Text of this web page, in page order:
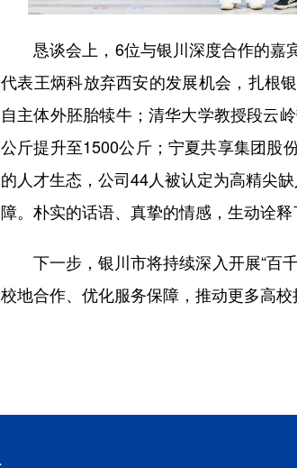
恳谈会上，6位与银川深度合作的嘉
代表王炳科放弃西安的发展机会，扎根
自主体外胚胎犊牛；清华大学教授段云
公斤提升至1500公斤；宁夏共享集团股
的人才生态，公司44人被认定为高精尖
障。朴实的话语、真挚的情感，生动诠
下一步，银川市将持续深入开展“百千
校地合作、优化服务保障，推动更多高校